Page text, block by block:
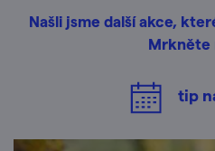
Našli jsme další akce,
Mrkněte
tip